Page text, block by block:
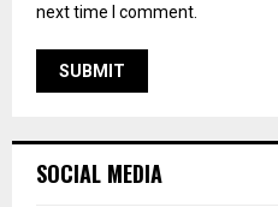
next time I comment.
SOCIAL MEDIA